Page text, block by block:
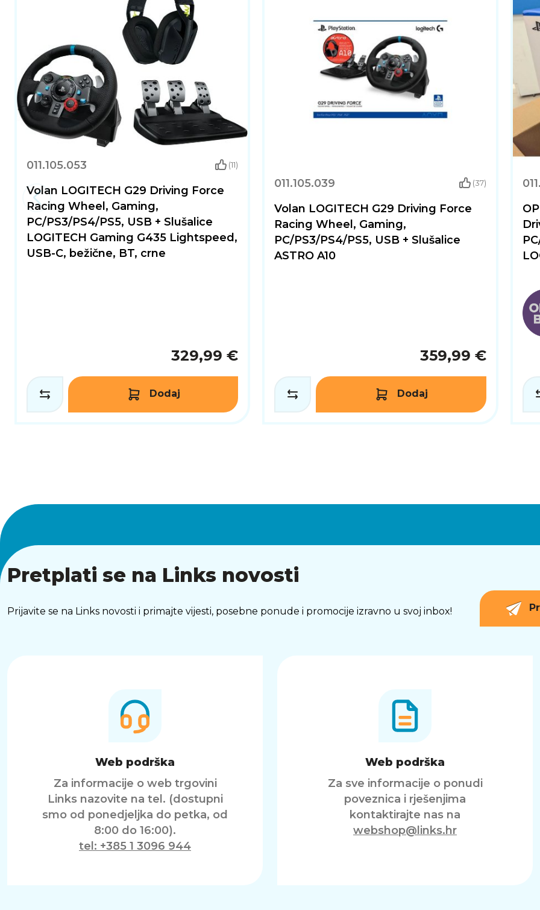
011.105.053 (11)
Volan LOGITECH G29 Driving Force
Racing Wheel, Gaming,
PC/PS3/PS4/PS5, USB + Slušalice
LOGITECH Gaming G435 Lightspeed,
USB-C, bežične, BT, crne
329,99 €
Dodaj
011.105.039 (37)
Volan LOGITECH G29 Driving Force
Racing Wheel, Gaming,
PC/PS3/PS4/PS5, USB + Slušalice
ASTRO A10
359,99 €
Dodaj
Pretplati se na Links novosti
Prijavite se na Links novosti i primajte vijesti, posebne ponude i promocije izravno u svoj inbox!
Web podrška
Za informacije o web trgovini
Links nazovite na tel. (dostupni
smo od ponedjeljka do petka, od
8:00 do 16:00).
tel: +385 1 3096 944
Web podrška
Za sve informacije o ponudi
poveznica i rješenjima
kontaktirajte nas na
webshop@links.hr